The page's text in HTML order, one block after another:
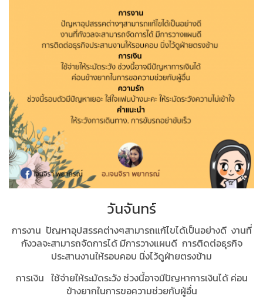
วันจันทร์
การงาน ปัญหาอุปสรรคต่างๆสามารถแก้ไขได้เป็นอย่างดี งานที่
กังวลจะสามารถจัดการได้ มีการวางแผนดี การติดต่อธุรกิจ
ประสานงานให้รอบคอบ นิ่งไว้ดูฝ่ายตรงข้าม
การเงิน ใช้จ่ายให้ระมัดระวัง ช่วงนี้อาจมีปัญหาการเงินได้ ค่อน
ข้างยากในการขอความช่วยกับผู้อื่น